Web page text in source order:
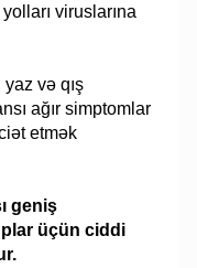
viruslarına
və qış
ağır simptomlar
etmək
geniş
üçün ciddi